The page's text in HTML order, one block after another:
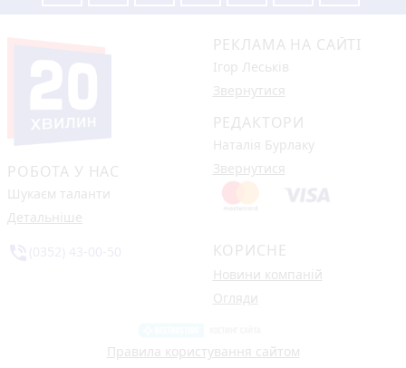
РОБОТА У НАС
Шукаєм таланти
Детальніше
РЕКЛАМА НА САЙТІ
Ігор Леськів
Звернутися
РЕДАКТОРИ
Наталія Бурлаку
Звернутися
КОРИСНЕ
Новини компаній
Огляди
Правила користування сайтом